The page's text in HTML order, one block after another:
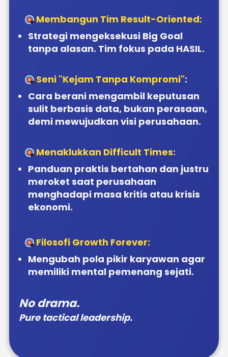
Membangun Tim Result-Oriented:
Strategi mengeksekusi Big Goal
tanpa alasan. Tim fokus pada HASIL.
Seni "Kejam Tanpa Kompromi":
Cara berani mengambil keputusan
sulit berbasis data, bukan perasaan,
demi mewujudkan visi perusahaan.
Menaklukkan Difficult Times:
Panduan praktis bertahan dan justru
meroket saat perusahaan
menghadapi masa kritis atau krisis
ekonomi.
Filosofi Growth Forever:
Mengubah pola pikir karyawan agar
memiliki mental pemenang sejati.
No drama.
Pure tactical leadership.